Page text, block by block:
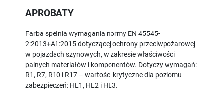
APROBATY
Farba spełnia wymagania normy EN 45545-
2:2013+A1:2015 dotyczącej ochrony przeciwpożarowej
w pojazdach szynowych, w zakresie właściwości
palnych materiałów i komponentów. Dotyczy wymagań:
R1, R7, R10 i R17 – wartości krytyczne dla poziomu
zabezpieczeń: HL1, HL2 i HL3.